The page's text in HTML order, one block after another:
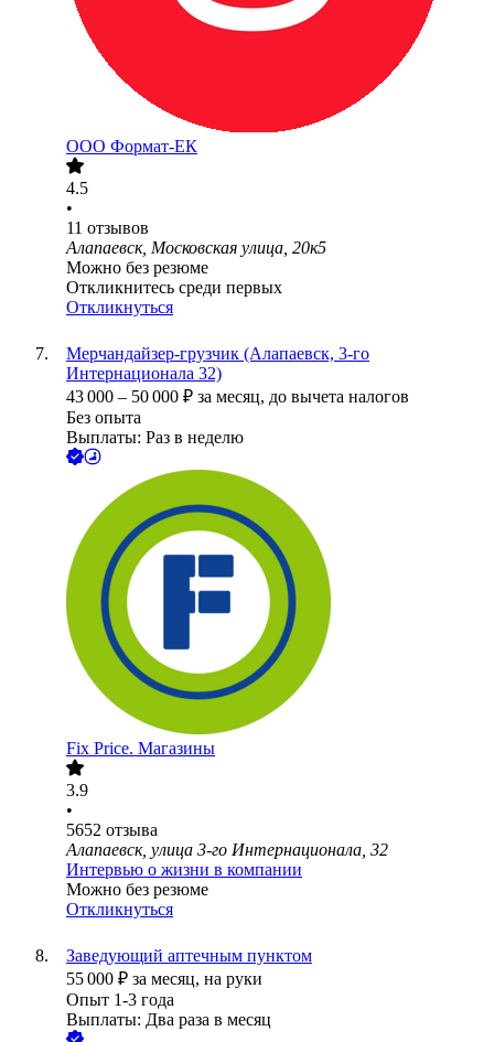
ООО Формат-ЕК
4.5
•
11 отзывов
Алапаевск, Московская улица, 20к5
Можно без резюме
Откликнитесь среди первых
Откликнуться
Мерчандайзер-грузчик (Алапаевск, 3-го
Интернационала 32)
43 000 – 50 000 ₽ за месяц, до вычета налогов
Без опыта
Выплаты: Раз в неделю
Fix Price. Магазины
3.9
•
5652 отзыва
Алапаевск, улица 3-го Интернационала, 32
Интервью о жизни в компании
Можно без резюме
Откликнуться
Заведующий аптечным пунктом
55 000 ₽ за месяц, на руки
Опыт 1-3 года
Выплаты: Два раза в месяц